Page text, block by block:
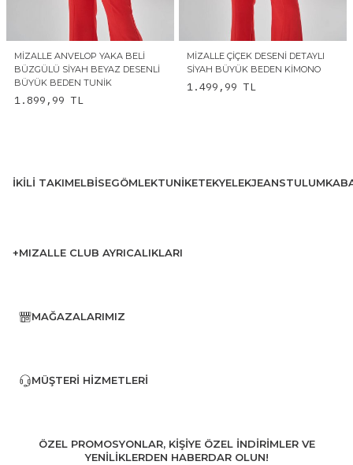
MIZALLE ANVELOP YAKA BELI
BÜZGÜLÜ SIYAH BEYAZ DESENLI
BÜYÜK BEDEN TUNIK
1.899,99 TL
MIZALLE ÇIÇEK DESENI DETAYLI
SIYAH BÜYÜK BEDEN KIMONO
1.499,99 TL
İKILI TAKIMELBISEGÖMLEKTUNIKETEKYELEKJEANSTULUM
+MIZALLE CLUB AYRICALIKLARI
MAĞAZALARIMIZ
MÜŞTERI HIZMETLERI
ÖZEL PROMOSYONLAR, KİŞİYE ÖZEL İNDİRİMLER VE
YENİLİKLERDEN HABERDAR OLUN!